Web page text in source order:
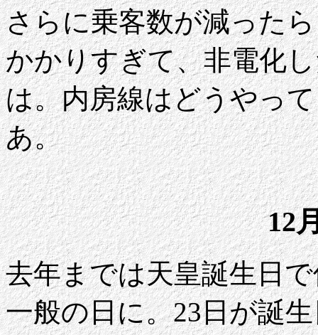
さらに乗客数が減った
かかりすぎて、非電化
は。内房線はどうやっ
あ。
12
去年までは天皇誕生日
一般の日に。23日が誕